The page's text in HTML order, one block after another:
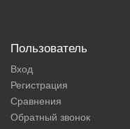
Пользователь
Вход
Регистрация
Сравнения
Обратный звонок